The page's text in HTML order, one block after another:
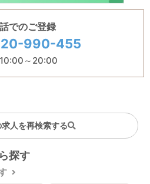
でのご登録
990-455
～20:00
人を再検索する
探す